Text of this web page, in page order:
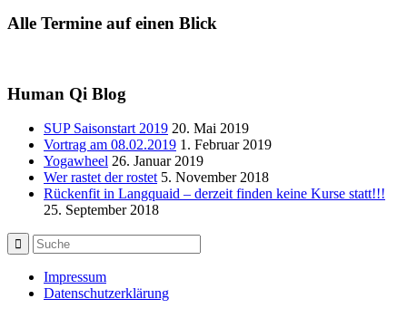
Alle Termine auf einen Blick
Human Qi Blog
SUP Saisonstart 2019 20. Mai 2019
Vortrag am 08.02.2019 1. Februar 2019
Yogawheel 26. Januar 2019
Wer rastet der rostet 5. November 2018
Rückenfit in Langquaid – derzeit finden keine Kurse statt!!!
25. September 2018
Impressum
Datenschutzerklärung